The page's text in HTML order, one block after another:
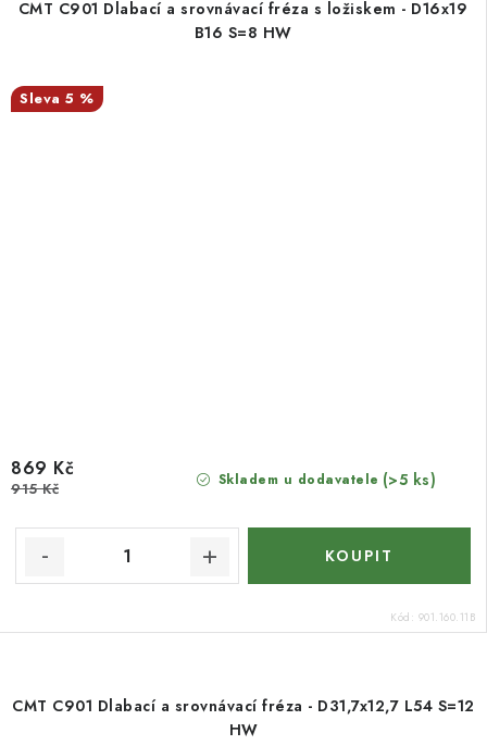
CMT C901 Dlabací a srovnávací fréza s ložiskem - D16x19
B16 S=8 HW
5 %
Skladem u dodavatele (>5 ks)
869 Kč
915 Kč
Kód: 901.160.11B
CMT C901 Dlabací a srovnávací fréza - D31,7x12,7 L54 S=12
HW